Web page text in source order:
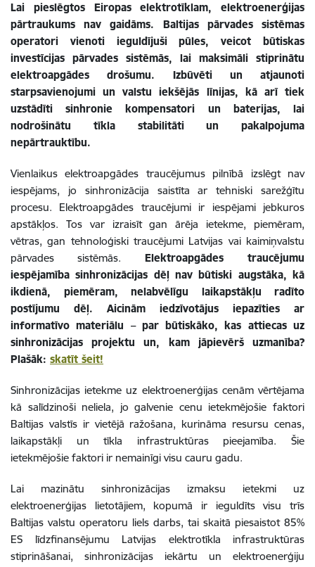
Lai pieslēgtos Eiropas elektrotīklam, elektroenerģijas
pārtraukums nav gaidāms. Baltijas pārvades sistēmas
operatori vienoti ieguldījuši pūles, veicot būtiskas
investīcijas pārvades sistēmās, lai maksimāli stiprinātu
elektroapgādes drošumu. Izbūvēti un atjaunoti
starpsavienojumi un valstu iekšējās līnijas, kā arī tiek
uzstādīti sinhronie kompensatori un baterijas, lai
nodrošinātu tīkla stabilitāti un pakalpojuma
nepārtrauktību.
Vienlaikus elektroapgādes traucējumus pilnībā izslēgt nav
iespējams, jo sinhronizācija saistīta ar tehniski sarežģītu
procesu. Elektroapgādes traucējumi ir iespējami jebkuros
apstākļos. Tos var izraisīt gan ārēja ietekme, piemēram,
vētras, gan tehnoloģiski traucējumi Latvijas vai kaimiņvalstu
pārvades sistēmās. Elektroapgādes traucējumu
iespējamība sinhronizācijas dēļ nav būtiski augstāka, kā
ikdienā, piemēram, nelabvēlīgu laikapstākļu radīto
postījumu dēļ. Aicinām iedzīvotājus iepazīties ar
informatīvo materiālu – par būtiskāko, kas attiecas uz
sinhronizācijas projektu un, kam jāpievērš uzmanība?
Plašāk: skatīt šeit!
Sinhronizācijas ietekme uz elektroenerģijas cenām vērtējama
kā salīdzinoši neliela, jo galvenie cenu ietekmējošie faktori
Baltijas valstīs ir vietējā ražošana, kurināma resursu cenas,
laikapstākļi un tīkla infrastruktūras pieejamība. Šie
ietekmējošie faktori ir nemainīgi visu cauru gadu.
Lai mazinātu sinhronizācijas izmaksu ietekmi uz
elektroenerģijas lietotājiem, kopumā ir ieguldīts visu trīs
Baltijas valstu operatoru liels darbs, tai skaitā piesaistot 85%
ES līdzfinansējumu Latvijas elektrotīkla infrastruktūras
stiprināšanai, sinhronizācijas iekārtu un elektroenerģiju